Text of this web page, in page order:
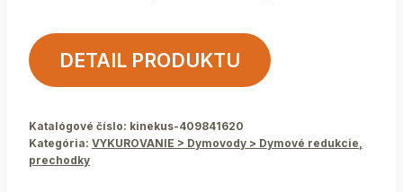
DETAIL PRODUKTU
Katalógové číslo: kinekus-409841620
Kategória: VYKUROVANIE > Dymovody > Dymové redukcie,
prechodky